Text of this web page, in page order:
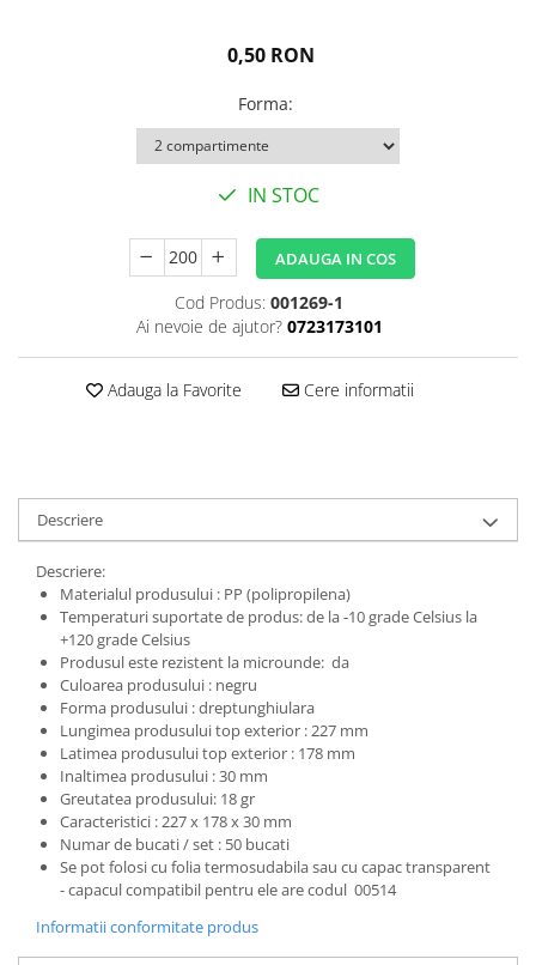
0,50 RON
Forma:
IN STOC
ADAUGA IN COS
Cod Produs: 001269-1
Ai nevoie de ajutor? 0723173101
Adauga la Favorite Cere informatii
Descriere
Descriere:
Materialul produsului : PP (polipropilena)
Temperaturi suportate de produs: de la -10 grade Celsius la
+120 grade Celsius
Produsul este rezistent la microunde: da
Culoarea produsului : negru
Forma produsului : dreptunghiulara
Lungimea produsului top exterior : 227 mm
Latimea produsului top exterior : 178 mm
Inaltimea produsului : 30 mm
Greutatea produsului: 18 gr
Caracteristici : 227 x 178 x 30 mm
Numar de bucati / set : 50 bucati
Se pot folosi cu folia termosudabila sau cu capac transparent
- capacul compatibil pentru ele are codul 00514
Informatii conformitate produs